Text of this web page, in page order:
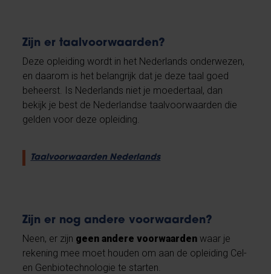
Zijn er taalvoorwaarden?
Deze opleiding wordt in het Nederlands onderwezen,
en daarom is het belangrijk dat je deze taal goed
beheerst. Is Nederlands niet je moedertaal, dan
bekijk je best de Nederlandse taalvoorwaarden die
gelden voor deze opleiding.
Taalvoorwaarden Nederlands
Zijn er nog andere voorwaarden?
Neen, er zijn geen andere voorwaarden waar je
rekening mee moet houden om aan de opleiding Cel-
en Genbiotechnologie te starten.